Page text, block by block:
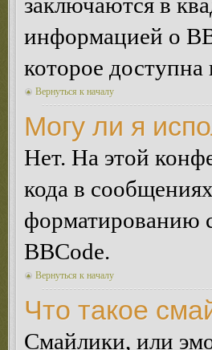
информацией о
которое
Вернуться к началу
Могу ли я
Нет. На этой
кода в
форматированию
BBCode.
Вернуться к началу
Что такое
Смайлики, или